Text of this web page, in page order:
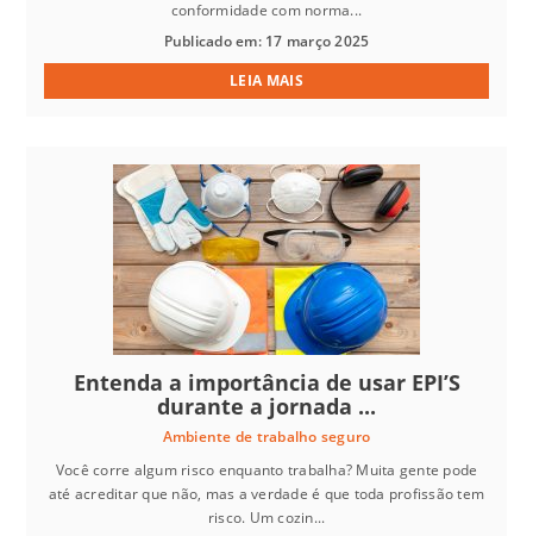
conformidade com norma...
Publicado em: 17 março 2025
LEIA MAIS
Entenda a importância de usar EPI’S
durante a jornada ...
Ambiente de trabalho seguro
Você corre algum risco enquanto trabalha? Muita gente pode
até acreditar que não, mas a verdade é que toda profissão tem
risco. Um cozin...